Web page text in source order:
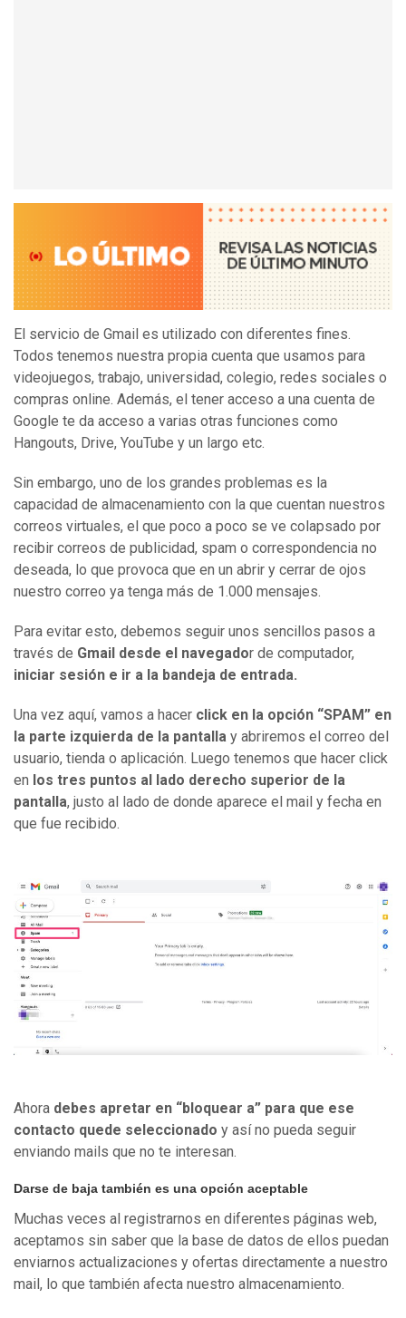
El servicio de Gmail es utilizado con diferentes fines.
Todos tenemos nuestra propia cuenta que usamos para
videojuegos, trabajo, universidad, colegio, redes sociales o
compras online. Además, el tener acceso a una cuenta de
Google te da acceso a varias otras funciones como
Hangouts, Drive, YouTube y un largo etc.
Sin embargo, uno de los grandes problemas es la
capacidad de almacenamiento con la que cuentan nuestros
correos virtuales, el que poco a poco se ve colapsado por
recibir correos de publicidad, spam o correspondencia no
deseada, lo que provoca que en un abrir y cerrar de ojos
nuestro correo ya tenga más de 1.000 mensajes.
Para evitar esto, debemos seguir unos sencillos pasos a
través de Gmail desde el navegador de computador,
iniciar sesión e ir a la bandeja de entrada.
Una vez aquí, vamos a hacer click en la opción “SPAM” en
la parte izquierda de la pantalla y abriremos el correo del
usuario, tienda o aplicación. Luego tenemos que hacer click
en los tres puntos al lado derecho superior de la
pantalla, justo al lado de donde aparece el mail y fecha en
que fue recibido.
Ahora debes apretar en “bloquear a” para que ese
contacto quede seleccionado y así no pueda seguir
enviando mails que no te interesan.
Darse de baja también es una opción aceptable
Muchas veces al registrarnos en diferentes páginas web,
aceptamos sin saber que la base de datos de ellos puedan
enviarnos actualizaciones y ofertas directamente a nuestro
mail, lo que también afecta nuestro almacenamiento.